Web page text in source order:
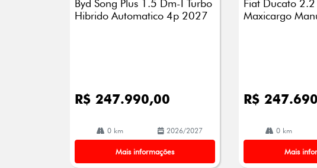
lhe
Byd Song Plus 1.5 Dm-I Turbo
Hibrido Automatico 4p 2027
R$ 247.990,00
0 km 2026/2027
Mais informações
lhe
Fiat Ducato
Maxicargo
R$
0 km
Mais